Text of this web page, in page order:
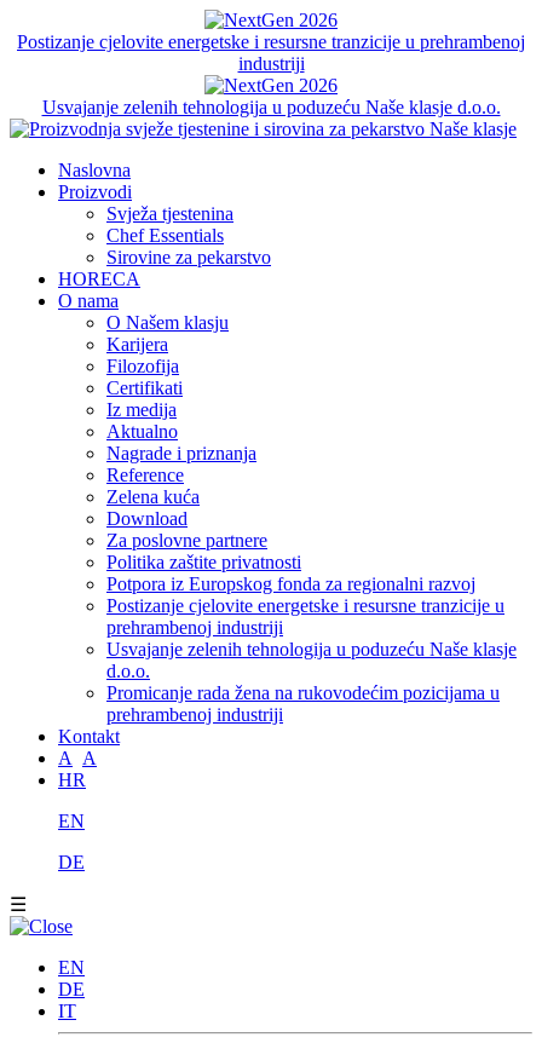
Postizanje cjelovite energetske i resursne tranzicije u prehrambenoj
industriji
Usvajanje zelenih tehnologija u poduzeću Naše klasje d.o.o.
Naslovna
Proizvodi
Svježa tjestenina
Chef Essentials
Sirovine za pekarstvo
HORECA
O nama
O Našem klasju
Karijera
Filozofija
Certifikati
Iz medija
Aktualno
Nagrade i priznanja
Reference
Zelena kuća
Download
Za poslovne partnere
Politika zaštite privatnosti
Potpora iz Europskog fonda za regionalni razvoj
Postizanje cjelovite energetske i resursne tranzicije u
prehrambenoj industriji
Usvajanje zelenih tehnologija u poduzeću Naše klasje
d.o.o.
Promicanje rada žena na rukovodećim pozicijama u
prehrambenoj industriji
Kontakt
A
A
HR
EN
DE
☰
EN
DE
IT